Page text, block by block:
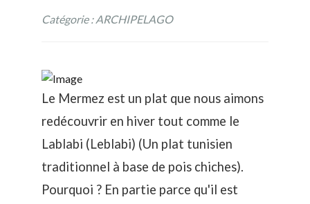
Catégorie : ARCHIPELAGO
Le Mermez est un plat que nous aimons
redécouvrir en hiver tout comme le
Lablabi (Leblabi) (Un plat tunisien
traditionnel à base de pois chiches).
Pourquoi ? En partie parce qu'il est